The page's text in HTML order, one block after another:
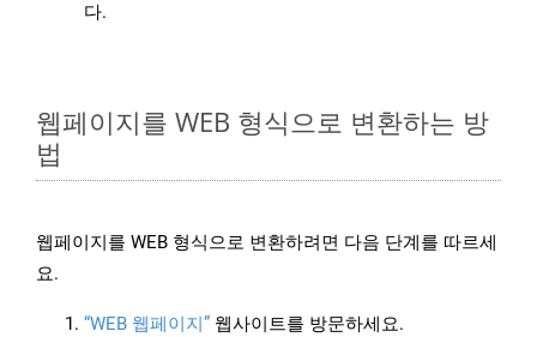
다.
웹페이지를 WEB 형식으로 변환하는 방
법
웹페이지를 WEB 형식으로 변환하려면 다음 단계를 따르세
요.
“WEB 웹페이지” 웹사이트를 방문하세요.